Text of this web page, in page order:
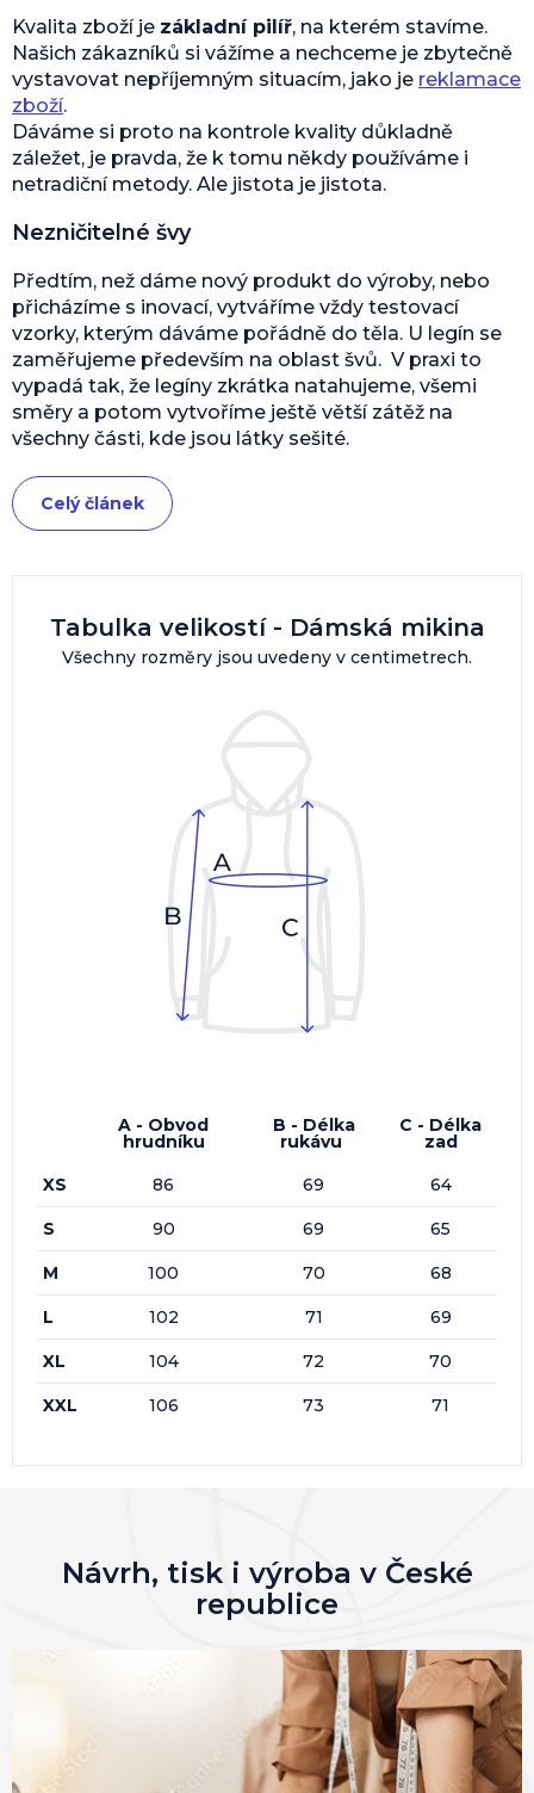
Tabulka velikostí - Dámská mikina
Všechny rozměry jsou uvedeny v centimetrech.
A - Obvod
hrudníku
B - Délka
rukávu
C - Délka
zad
XS
86 69 64
S 90 69 65
M 100 70 68
L 102 71 69
XL 104 72 70
XXL 106 73 71
Kvalita zboží je základní pilíř, na kterém stavíme.
Našich zákazníků si vážíme a nechceme je zbytečně
vystavovat nepříjemným situacím, jako je reklamace
zboží.
Dáváme si proto na kontrole kvality důkladně
záležet, je pravda, že k tomu někdy používáme i
netradiční metody. Ale jistota je jistota.
Nezničitelné švy
Předtím, než dáme nový produkt do výroby, nebo
přicházíme s inovací, vytváříme vždy testovací
vzorky, kterým dáváme pořádně do těla. U legín se
zaměřujeme především na oblast švů. V praxi to
vypadá tak, že legíny zkrátka natahujeme, všemi
směry a potom vytvoříme ještě větší zátěž na
všechny části, kde jsou látky sešité.
Celý článek
Návrh, tisk i výroba v České
republice